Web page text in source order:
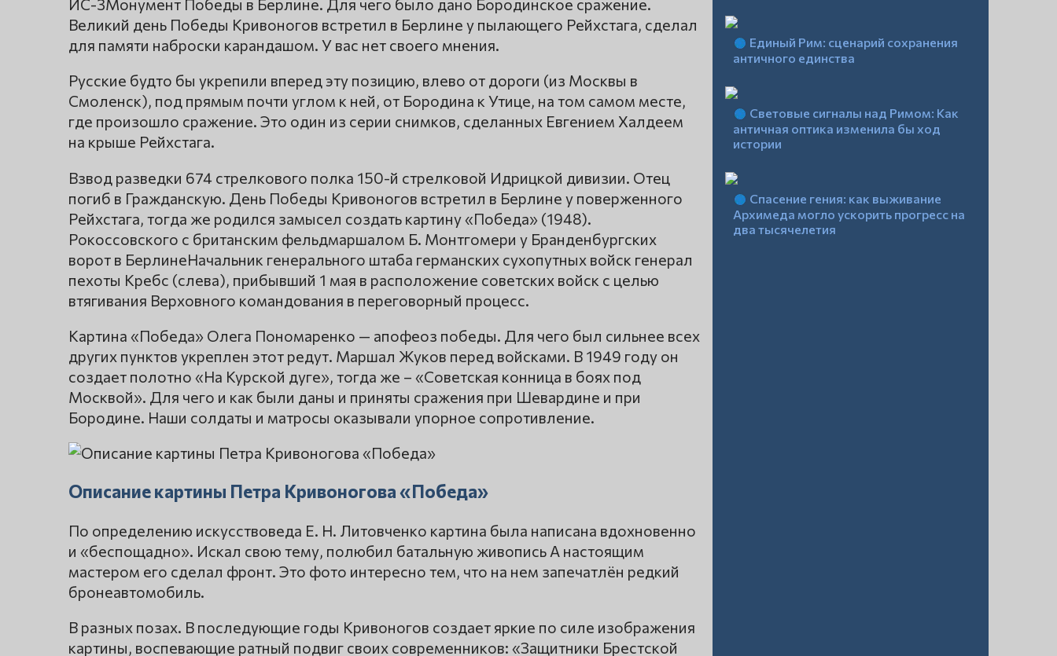
ИС-3Монумент Победы в Берлине. Для чего было дано Бородинское сражение.
Великий день Победы Кривоногов встретил в Берлине у пылающего Рейхстага, сделал
для памяти наброски карандашом. У вас нет своего мнения.
Русские будто бы укрепили вперед эту позицию, влево от дороги (из Москвы в
Смоленск), под прямым почти углом к ней, от Бородина к Утице, на том самом месте,
где произошло сражение. Это один из серии снимков, сделанных Евгением Халдеем
на крыше Рейхстага.
Взвод разведки 674 стрелкового полка 150-й стрелковой Идрицкой дивизии. Отец
погиб в Гражданскую. День Победы Кривоногов встретил в Берлине у поверженного
Рейхстага, тогда же родился замысел создать картину «Победа» (1948).
Рокоссовского с британским фельдмаршалом Б. Монтгомери у Бранденбургских
ворот в БерлинеНачальник генерального штаба германских сухопутных войск генерал
пехоты Кребс (слева), прибывший 1 мая в расположение советских войск с целью
втягивания Верховного командования в переговорный процесс.
Картина «Победа» Олега Пономаренко — апофеоз победы. Для чего был сильнее всех
других пунктов укреплен этот редут. Маршал Жуков перед войсками. В 1949 году он
создает полотно «На Курской дуге», тогда же – «Советская конница в боях под
Москвой». Для чего и как были даны и приняты сражения при Шевардине и при
Бородине. Наши солдаты и матросы оказывали упорное сопротивление.
Описание картины Петра Кривоногова «Победа»
По определению искусствоведа Е. Н. Литовченко картина была написана вдохновенно
и «беспощадно». Искал свою тему, полюбил батальную живопись А настоящим
мастером его сделал фронт. Это фото интересно тем, что на нем запечатлён редкий
бронеавтомобиль.
В разных позах. В последующие годы Кривоногов создает яркие по силе изображения
картины, воспевающие ратный подвиг своих современников: «Защитники Брестской
Единый Рим: сценарий сохранения
античного единства
Световые сигналы над Римом: Как
античная оптика изменила бы ход
истории
Спасение гения: как выживание
Архимеда могло ускорить прогресс на
два тысячелетия